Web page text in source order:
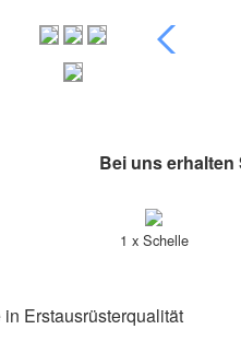
Bei uns
1 x Schelle
in Erstausrüsterqualität